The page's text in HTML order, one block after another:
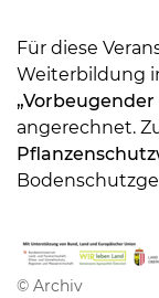
Für diese
Weiterbildung
angerechnet.
© Archiv